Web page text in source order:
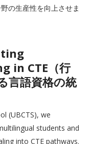
の生産性を向上させま
in CTE（行
言語資格の統
(UBCTS), we
students and
into CTE pathways.